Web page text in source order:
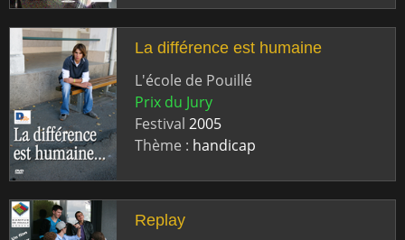
La différence est humaine
L'école de Pouillé
Prix du Jury
Festival 2005
Thème : handicap
Replay